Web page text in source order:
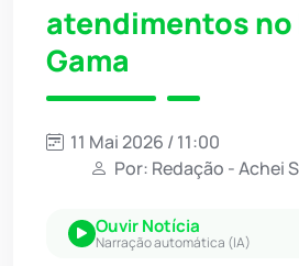
atendimentos no
Gama
11 Mai 2026 / 11:00
Por: Redação - Achei
Ouvir Notícia
Narração automática (IA)